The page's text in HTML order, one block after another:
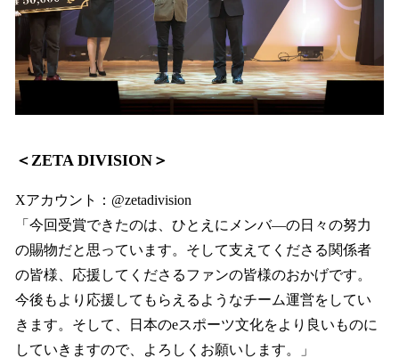
＜ZETA DIVISION＞
Xアカウント：@zetadivision
「今回受賞できたのは、ひとえにメンバ―の日々の努力
の賜物だと思っています。そして支えてくださる関係者
の皆様、応援してくださるファンの皆様のおかげです。
今後もより応援してもらえるようなチーム運営をしてい
きます。そして、日本のeスポーツ文化をより良いものに
していきますので、よろしくお願いします。」